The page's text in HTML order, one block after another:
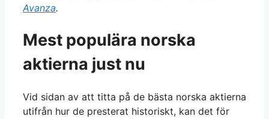
Avanza.
Mest populära norska
aktierna just nu
Vid sidan av att titta på de bästa norska aktierna
utifrån hur de presterat historiskt, kan det för